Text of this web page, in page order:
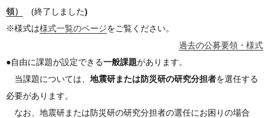
領）
(終了しました)
※様式は様式一覧のページをご覧ください。
過去の公募要領・様式
●自由に課題が設定できる一般課題があります。
当課題については、 地震研または防災研の研究分担者を選任する
必要があります。
なお、地震研または防災研の研究分担者の選任にお困りの場合